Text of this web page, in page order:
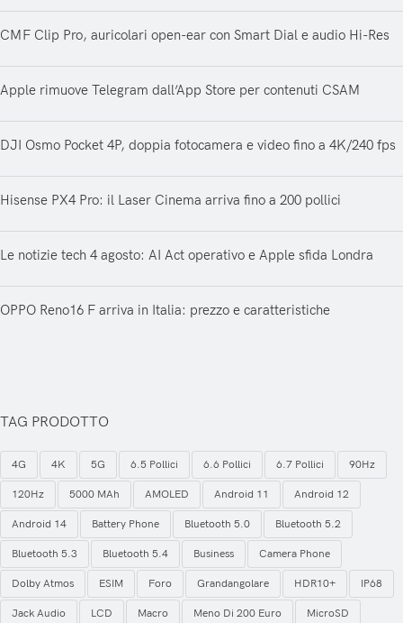
CMF Clip Pro, auricolari open-ear con Smart Dial e audio Hi-Res
Apple rimuove Telegram dall’App Store per contenuti CSAM
DJI Osmo Pocket 4P, doppia fotocamera e video fino a 4K/240 fps
Hisense PX4 Pro: il Laser Cinema arriva fino a 200 pollici
Le notizie tech 4 agosto: AI Act operativo e Apple sfida Londra
OPPO Reno16 F arriva in Italia: prezzo e caratteristiche
TAG PRODOTTO
4G 4K 5G 6.5 Pollici 6.6 Pollici 6.7 Pollici 90Hz
120Hz 5000 MAh AMOLED Android 11 Android 12
Android 14 Battery Phone Bluetooth 5.0 Bluetooth 5.2
Bluetooth 5.3 Bluetooth 5.4 Business Camera Phone
Dolby Atmos ESIM Foro Grandangolare HDR10+ IP68
Jack Audio LCD Macro Meno Di 200 Euro MicroSD